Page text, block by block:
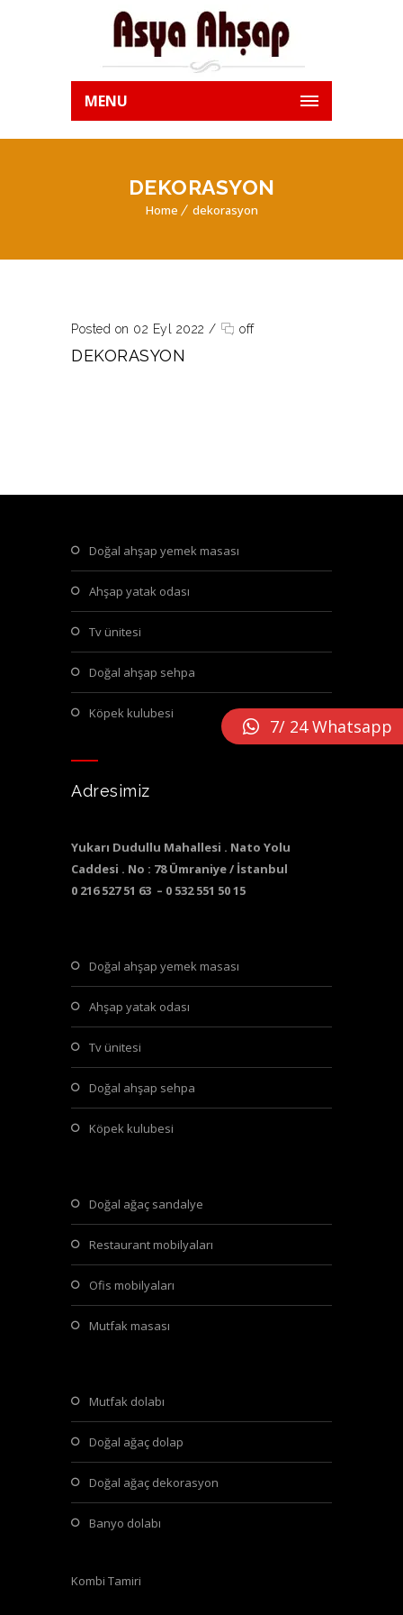
MENU
DEKORASYON
Home dekorasyon
Posted on 02 Eyl 2022 / off
DEKORASYON
doğal ahşap yemek masası
ahşap yatak odası
tv ünitesi
doğal ahşap sehpa
köpek kulubesi
Adresimiz
Yukarı Dudullu Mahallesi . Nato Yolu
Caddesi . No : 78 Ümraniye / İstanbul
0 216 527 51 63 – 0 532 551 50 15
doğal ahşap yemek masası
ahşap yatak odası
tv ünitesi
doğal ahşap sehpa
köpek kulubesi
doğal ağaç sandalye
restaurant mobilyaları
ofis mobilyaları
mutfak masası
mutfak dolabı
doğal ağaç dolap
doğal ağaç dekorasyon
banyo dolabı
Kombi Tamiri
7/ 24 Whatsapp